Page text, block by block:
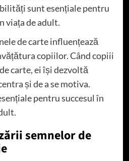
sunt esențiale pentru
viața de adult.
de carte influențează
copiilor. Când copiii
carte, ei își dezvoltă
și de a se motiva.
pentru succesul în
semnelor de